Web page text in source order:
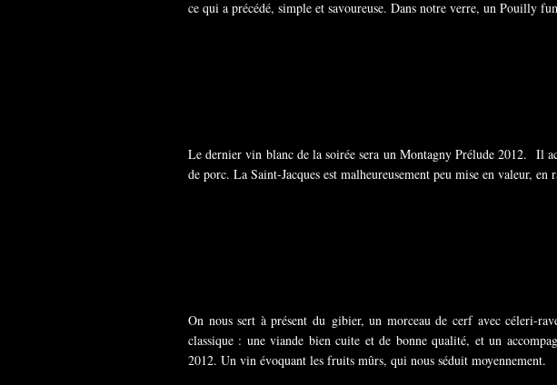
ce qui a précédé, simple et savoureuse. Dans notre verre, un Pouilly
Le dernier vin blanc de la soirée sera un Montagny Prélude 2012. Il
de porc. La Saint-Jacques est malheureusement peu mise en valeur, en
On nous sert à présent du gibier, un morceau de cerf avec céleri-
classique : une viande bien cuite et de bonne qualité, et un
2012. Un vin évoquant les fruits mûrs, qui nous séduit moyennement.